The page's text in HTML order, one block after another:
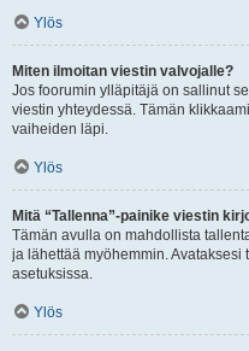
Ylös
Miten ilmoitan viestin valvojalle?
Jos foorumin ylläpitäjä on sallinut
viestin yhteydessä. Tämän
vaiheiden läpi.
Ylös
Mitä “Tallenna”-painike viestin
Tämän avulla on mahdollista
ja lähettää myöhemmin.
asetuksissa.
Ylös